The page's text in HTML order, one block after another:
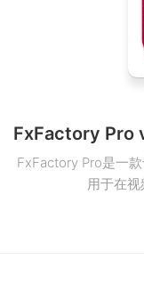
FxFactory Pro是一
用于在